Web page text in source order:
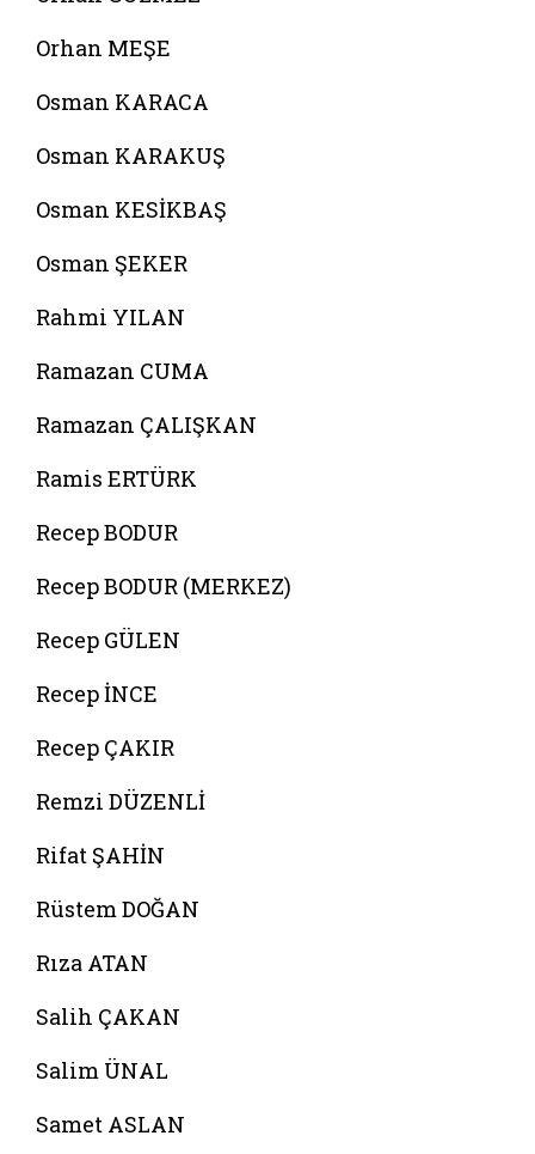
Orhan MEŞE
Osman KARACA
Osman KARAKUŞ
Osman KESİKBAŞ
Osman ŞEKER
Rahmi YILAN
Ramazan CUMA
Ramazan ÇALIŞKAN
Ramis ERTÜRK
Recep BODUR
Recep BODUR (MERKEZ)
Recep GÜLEN
Recep İNCE
Recep ÇAKIR
Remzi DÜZENLİ
Rifat ŞAHİN
Rüstem DOĞAN
Rıza ATAN
Salih ÇAKAN
Salim ÜNAL
Samet ASLAN